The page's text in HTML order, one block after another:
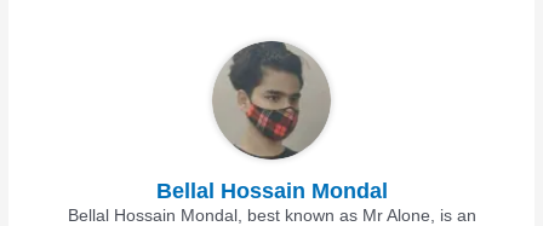
Bellal Hossain Mondal
Bellal Hossain Mondal, best known as Mr Alone, is an